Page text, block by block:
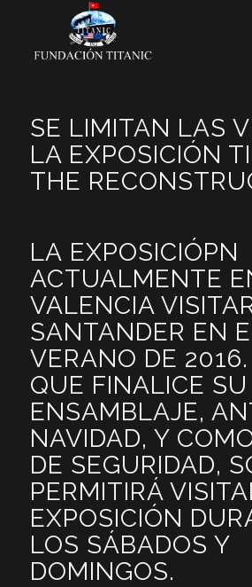
SE LIMITAN LAS
LA EXPOSICIÓN
THE
LA EXPOSICIÓPN
ACTUALMENTE
VALENCIA
SANTANDER EN
VERANO DE
QUE FINALICE SU
ENSAMBLAJE,
NAVIDAD, Y
DE SEGURIDAD,
PERMITIRÁ
EXPOSICIÓN
LOS SÁBADOS Y
DOMINGOS.